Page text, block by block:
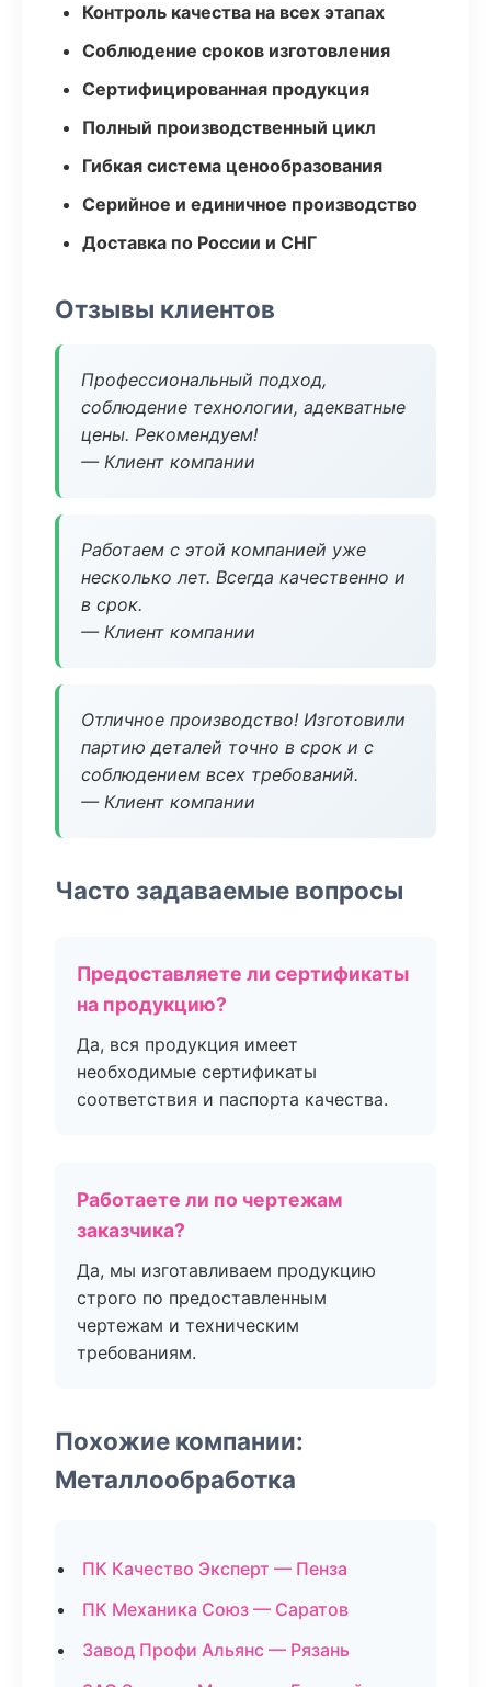
Контроль качества на всех этапах
Соблюдение сроков изготовления
Сертифицированная продукция
Полный производственный цикл
Гибкая система ценообразования
Серийное и единичное производство
Доставка по России и СНГ
Отзывы клиентов
Профессиональный подход,
соблюдение технологии, адекватные
цены. Рекомендуем!
— Клиент компании
Работаем с этой компанией уже
несколько лет. Всегда качественно и
в срок.
— Клиент компании
Отличное производство! Изготовили
партию деталей точно в срок и с
соблюдением всех требований.
— Клиент компании
Часто задаваемые вопросы
Предоставляете ли сертификаты
на продукцию?
Да, вся продукция имеет
необходимые сертификаты
соответствия и паспорта качества.
Работаете ли по чертежам
заказчика?
Да, мы изготавливаем продукцию
строго по предоставленным
чертежам и техническим
требованиям.
Похожие компании:
Металлообработка
ПК Качество Эксперт — Пенза
ПК Механика Союз — Саратов
Завод Профи Альянс — Рязань